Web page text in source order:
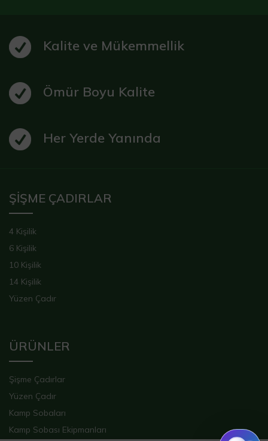
Kalite ve Mükemmellik
Ömür Boyu Kalite
Her Yerde Yanında
ŞİŞME ÇADIRLAR
4 Kişilik
6 Kişilik
10 Kişilik
14 Kişilik
Yüzen Çadır
ÜRÜNLER
Şişme Çadırlar
Yüzen Çadır
Kamp Sobaları
Kamp Sobası Ekipmanları